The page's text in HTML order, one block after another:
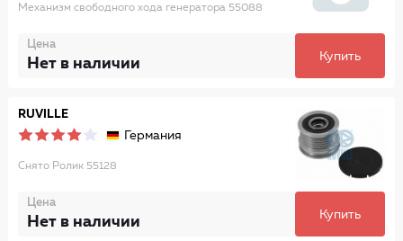
Механизм свободного хода генератора 55088
Цена
Нет в наличии Купить
RUVILLE
Германия
Снято Ролик 55128
Цена
Нет в наличии Купить